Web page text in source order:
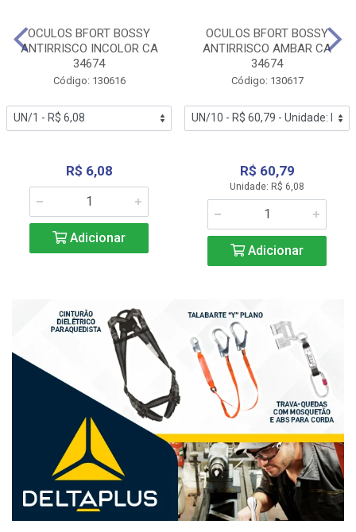
OCULOS BFORT BOSSY
ANTIRRISCO INCOLOR CA
34674
Código: 130616
R$ 6,08
Adicionar
OCULOS BFORT BOSSY
ANTIRRISCO AMBAR CA
34674
Código: 130617
R$ 60,79
Unidade: R$ 6,08
Adicionar